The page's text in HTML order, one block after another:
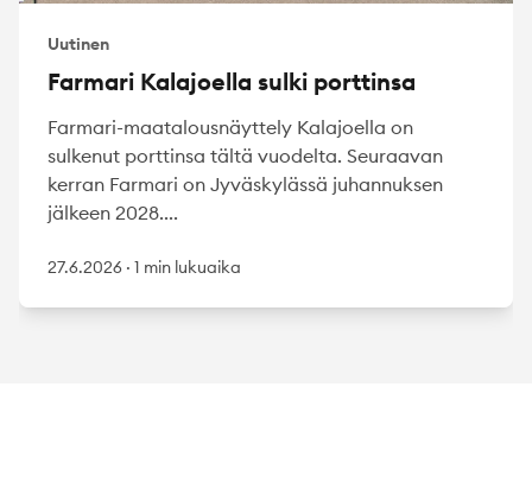
Uutinen
Farmari Kalajoella sulki porttinsa
Farmari-maatalousnäyttely Kalajoella on
sulkenut porttinsa tältä vuodelta. Seuraavan
kerran Farmari on Jyväskylässä juhannuksen
jälkeen 2028....
27.6.2026 · 1 min lukuaika